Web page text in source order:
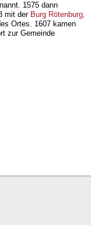
1575 dann
mit der Burg Rötenburg,
Ortes. 1607 kamen
zur Gemeinde